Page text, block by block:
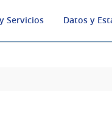
Servicios Datos y